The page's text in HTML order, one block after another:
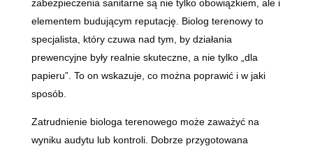
zabezpieczenia sanitarne są nie tylko obowiązkiem, ale i
elementem budującym reputację. Biolog terenowy to
specjalista, który czuwa nad tym, by działania
prewencyjne były realnie skuteczne, a nie tylko „dla
papieru”. To on wskazuje, co można poprawić i w jaki
sposób.
Zatrudnienie biologa terenowego może zaważyć na
wyniku audytu lub kontroli. Dobrze przygotowana